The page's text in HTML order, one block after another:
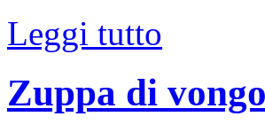
Leggi tutto
Zuppa di